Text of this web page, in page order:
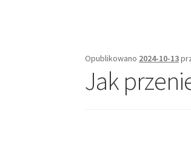
Opublikowano 2024-10-13
Jak